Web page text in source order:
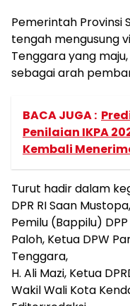
Pemerintah Provinsi
tengah mengusung
Tenggara yang
sebagai arah
BACA JUGA :
Penilaian IKPA
Kembali
Turut hadir dalam
DPR RI Saan
Pemilu (Bappilu)
Paloh, Ketua DPW
Tenggara,
H. Ali Mazi, Ketua
Wakil Wali Kota